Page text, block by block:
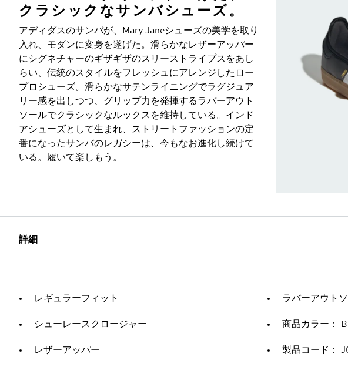
クラシックなサンバシューズ。
アディダスのサンバが、Mary Janeシューズの美学を取り
入れ、モダンに変身を遂げた。滑らかなレザーアッパー
にシグネチャーのギザギザのスリーストライプスをあし
らい、伝統のスタイルをフレッシュにアレンジしたロー
プロシューズ。滑らかなサテンライニングでラグジュア
リー感を出しつつ、グリップ力を発揮するラバーアウト
ソールでクラシックなルックスを維持している。インド
アシューズとして生まれ、ストリートファッションの定
番になったサンバのレガシーは、今もなお進化し続けて
いる。履いて楽しもう。
詳細
レギュラーフィット
シューレースクロージャー
レザーアッパー
ラバーアウト
商品カラー：
製品コード：